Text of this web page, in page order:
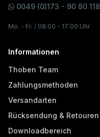
0049 (0)173 - 90 80 118
Mo. - Fr. / 08:00 - 17:00 Uhr
Informationen
Thoben Team
Zahlungsmethoden
Versandarten
Rücksendung & Retouren
Downloadbereich